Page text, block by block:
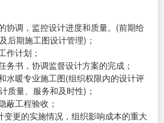
协调，监控设计进度和质量。(前期给
后期施工图设计管理)；
作计划；
务书，协调监督设计方案的完成；
水暖专业施工图(组织权限内的设计评
质量、服务和及时性)；
蔽工程验收；
更的实施情况，组织影响成本的重大